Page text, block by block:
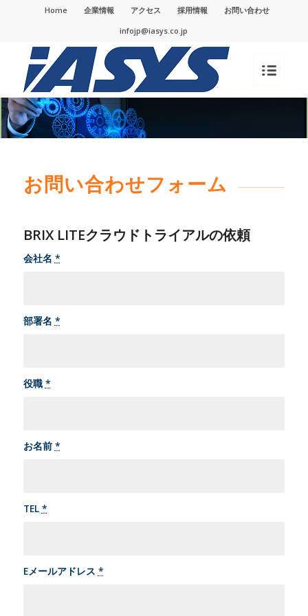
Home 企業情報 アクセス 採用情報
お問い合わせ
infojp@iasys.co.jp
お問い合わせフォーム
BRIX LITEクラウドトライアルの依頼
会社名 *
部署名 *
役職 *
お名前 *
TEL *
Eメールアドレス *